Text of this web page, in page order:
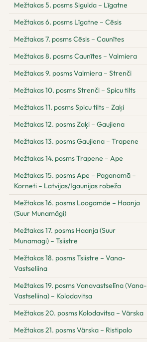
Mežtakas 5. posms Sigulda – Līgatne
Mežtakas 6. posms Līgatne – Cēsis
Mežtakas 7. posms Cēsis – Caunītes
Mežtakas 8. posms Caunītes – Valmiera
Mežtakas 9. posms Valmiera – Strenči
Mežtakas 10. posms Strenči – Spicu tilts
Mežtakas 11. posms Spicu tilts – Zaķi
Mežtakas 12. posms Zaķi – Gaujiena
Mežtakas 13. posms Gaujiena – Trapene
Mežtakas 14. posms Trapene – Ape
Mežtakas 15. posms Ape – Paganamā –
Korneti – Latvijas/Igaunijas robeža
Mežtakas 16. posms Loogamäe – Haanja
(Suur Munamägi)
Mežtakas 17. posms Haanja (Suur
Munamagi) – Tsiistre
Mežtakas 18. posms Tsiistre – Vana-
Vastseliina
Mežtakas 19. posms Vanavastselīna (Vana-
Vastseliina) – Kolodavitsa
Mežtakas 20. posms Kolodavitsa – Värska
Mežtakas 21. posms Värska – Ristipalo